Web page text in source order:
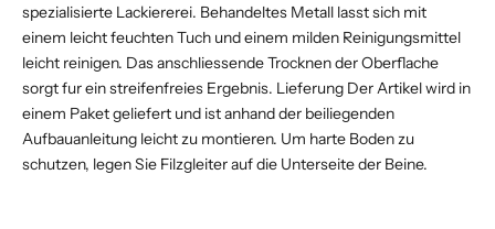
spezialisierte Lackiererei. Behandeltes Metall lasst sich mit
einem leicht feuchten Tuch und einem milden Reinigungsmittel
leicht reinigen. Das anschliessende Trocknen der Oberflache
sorgt fur ein streifenfreies Ergebnis. Lieferung Der Artikel wird in
einem Paket geliefert und ist anhand der beiliegenden
Aufbauanleitung leicht zu montieren. Um harte Boden zu
schutzen, legen Sie Filzgleiter auf die Unterseite der Beine.